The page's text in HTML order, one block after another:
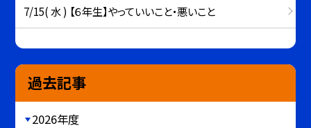
7/15( 水 ) 【６年生】やっていいこと・悪いこと
過去記事
2026年度